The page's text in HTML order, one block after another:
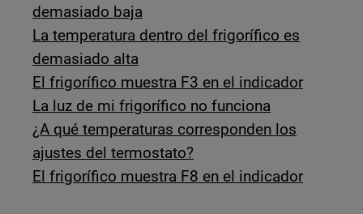
demasiado baja
La temperatura dentro del frigorífico es
demasiado alta
El frigorífico muestra F3 en el indicador
La luz de mi frigorífico no funciona
¿A qué temperaturas corresponden los
ajustes del termostato?
El frigorífico muestra F8 en el indicador